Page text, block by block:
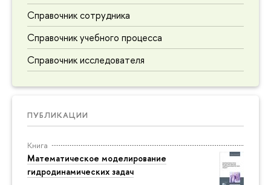
Справочник сотрудника
Справочник учебного процесса
Справочник исследователя
ПУБЛИКАЦИИ
Книга
Математическое моделирование
гидродинамических задач